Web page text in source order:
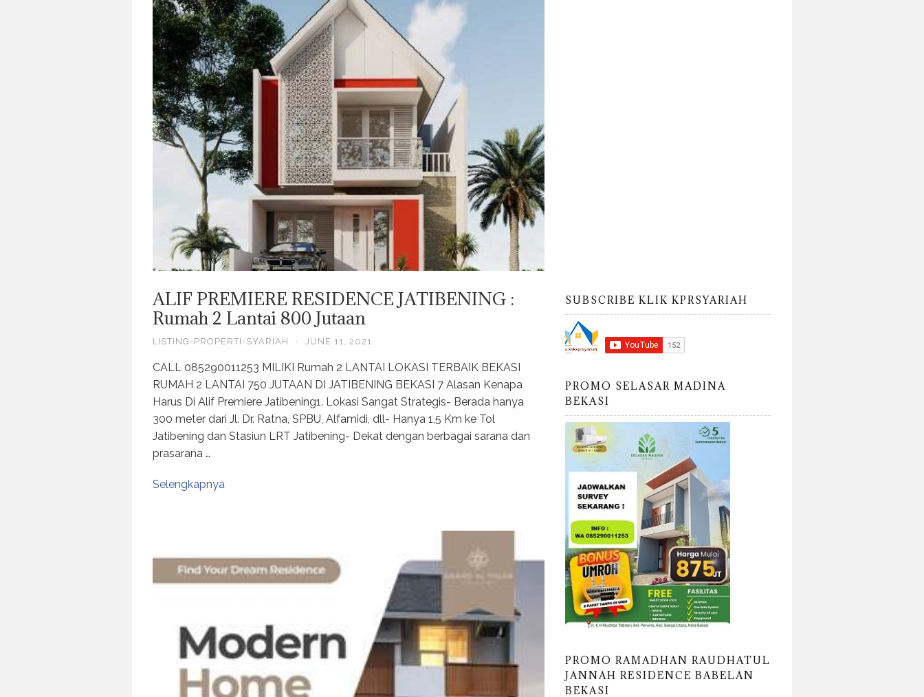
ALIF PREMIERE RESIDENCE JATIBENING :
Rumah 2 Lantai 800 Jutaan
LISTING-PROPERTI-SYARIAH · JUNE 11, 2021
CALL 085290011253 MILIKI Rumah 2 LANTAI LOKASI TERBAIK BEKASI
RUMAH 2 LANTAI 750 JUTAAN DI JATIBENING BEKASI 7 Alasan Kenapa
Harus Di Alif Premiere Jatibening1. Lokasi Sangat Strategis- Berada hanya
300 meter dari Jl. Dr. Ratna, SPBU, Alfamidi, dll- Hanya 1,5 Km ke Tol
Jatibening dan Stasiun LRT Jatibening- Dekat dengan berbagai sarana dan
prasarana …
Selengkapnya
SUBSCRIBE KLIK KPRSYARIAH
PROMO SELASAR MADINA
BEKASI
PROMO RAMADHAN RAUDHATUL
JANNAH RESIDENCE BABELAN
BEKASI